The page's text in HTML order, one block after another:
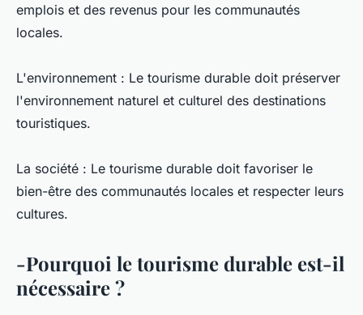
emplois et des revenus pour les communautés
locales.
L'environnement : Le tourisme durable doit préserver
l'environnement naturel et culturel des destinations
touristiques.
La société : Le tourisme durable doit favoriser le
bien-être des communautés locales et respecter leurs
cultures.
-Pourquoi le tourisme durable est-il
nécessaire ?